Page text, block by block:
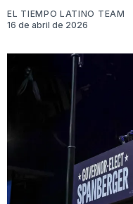
EL TIEMPO LATINO TEAM
16 de abril de 2026